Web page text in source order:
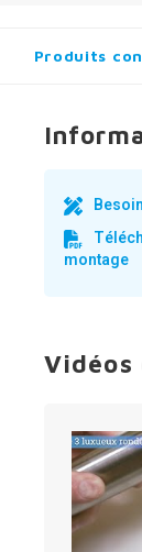
Produits
montage
Vidéos